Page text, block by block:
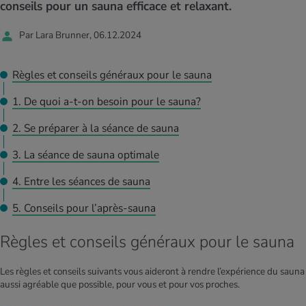
ACTUELS DANS LE DOMAINE ALIMENTATION
Calculateur d’IMC
Calculez votre besoin en calories
ACTUELS DANS LE DOMAINE MOUVEMENT
Calculer la consommation de calories
ACTUELS DANS LE DOMAINE RELAXATION
Travail et santé
ACTUELS DANS LE DOMAINE MÉDECINE
Réduire la tension artérielle
Douleurs nerveuses
ACTUELS DANS LE DOMAINE SERVICE
Tool, test et quiz
conseils pour un sauna efficace et relaxant.
Par Lara Brunner, 06.12.2024
Règles et conseils généraux pour le sauna
1. De quoi a-t-on besoin pour le sauna?
2. Se préparer à la séance de sauna
3. La séance de sauna optimale
4. Entre les séances de sauna
5. Conseils pour l’après-sauna
Règles et conseils généraux pour le sauna
Les règles et conseils suivants vous aideront à rendre l’expérience du sauna
aussi agréable que possible, pour vous et pour vos proches.